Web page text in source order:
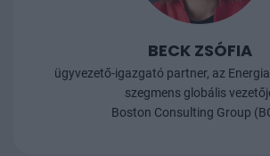
BECK ZSÓFIA
ügyvezető-igazgató partner, az
szegmens globális
Boston Consulting Group